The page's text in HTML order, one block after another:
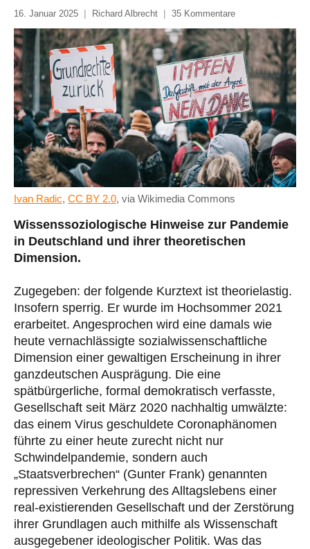
16. Januar 2025 Richard Albrecht 35 Kommentare
Ivan Radic, CC BY 2.0, via Wikimedia Commons
Wissenssoziologische Hinweise zur Pandemie
in Deutschland und ihrer theoretischen
Dimension.
Zugegeben: der folgende Kurztext ist theorielastig.
Insofern sperrig. Er wurde im Hochsommer 2021
erarbeitet. Angesprochen wird eine damals wie
heute vernachlässigte sozialwissenschaftliche
Dimension einer gewaltigen Erscheinung in ihrer
ganzdeutschen Ausprägung. Die eine
spätbürgerliche, formal demokratisch verfasste,
Gesellschaft seit März 2020 nachhaltig umwälzte:
das einem Virus geschuldete Coronaphänomen
führte zu einer heute zurecht nicht nur
Schwindelpandemie, sondern auch
„Staatsverbrechen“ (Gunter Frank) genannten
repressiven Verkehrung des Alltagslebens einer
real-existierenden Gesellschaft und der Zerstörung
ihrer Grundlagen auch mithilfe als Wissenschaft
ausgegebener ideologischer Politik. Was das